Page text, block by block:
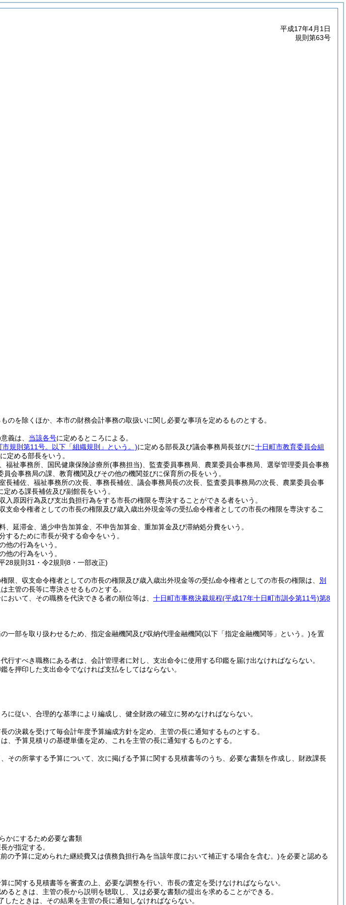
平成17年4月1日
規則第63号
のを除くほか、本市の財務会計事務の取扱いに関し必要な事項を定めるものとする。
義は、 当該各号に定めるところによる。
規則第11号。以下「組織規則」という。)に定める部長及び議会事務局長並びに十日町市教育委員会組
に定める部長をいう。
福祉事務所、国民健康保険診療所(事務担当) 、監査委員事務局、農業委員会事務局、選挙管理委員会事務
員会事務局の課、教育機関及びその他の機関並びに保育所の長をいう。
長補佐、福祉事務所の次長、事務長補佐、議会事務局長の次長、監査委員事務局の次長、農業委員会事
定める課長補佐及び副館長をいう。
入原因行為及び支出負担行為をする市長の権限を専決することができる者をいう。
支命令権者としての市長の権限及び歳入歳出外現金等の受払命令権者としての市長の権限を専決するこ
延滞金、過少申告加算金、不申告加算金、重加算金及び滞納処分費をいう。
るために市長が発する命令をいう。
の行為をいう。
の行為をいう。
28規則31・令2規則8・一部改正)
限、収支命令権者としての市長の権限及び歳入歳出外現金等の受払命令権者としての市長の権限は、 別
主管の長等に専決させるものとする。
おいて、その職務を代決できる者の順位等は、 十日町市事務決裁規程(平成17年十日町市訓令第11号)第8
一部を取り扱わせるため、指定金融機関及び収納代理金融機関(以下「指定金融機関等」という。)を置
行すべき職務にある者は、会計管理者に対し、支出命令に使用する印鑑を届け出なければならない。
を押印した支出命令でなければ支払をしてはならない。
に従い、合理的な基準により編成し、健全財政の確立に努めなければならない。
の決裁を受けて毎会計年度予算編成方針を定め、主管の長に通知するものとする。
、予算見積りの基礎単価を定め、これを主管の長に通知するものとする。
その所掌する予算について、次に掲げる予算に関する見積書等のうち、必要な書類を作成し、財政課長
かにするため必要な書類
が指定する。
の予算に定められた継続費又は債務負担行為を当該年度において補正する場合を含む。)を必要と認める
に関する見積書等を審査の上、必要な調整を行い、市長の査定を受けなければならない。
るときは、主管の長から説明を聴取し、又は必要な書類の提出を求めることができる。
したときは、その結果を主管の長に通知しなければならない。